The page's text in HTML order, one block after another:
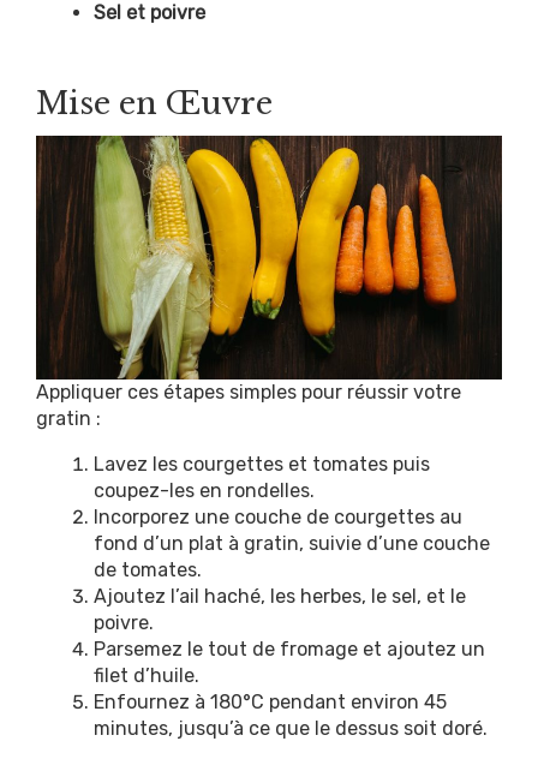
Sel et poivre
Mise en Œuvre
Appliquer ces étapes simples pour réussir votre
gratin :
Lavez les courgettes et tomates puis
coupez-les en rondelles.
Incorporez une couche de courgettes au
fond d’un plat à gratin, suivie d’une couche
de tomates.
Ajoutez l’ail haché, les herbes, le sel, et le
poivre.
Parsemez le tout de fromage et ajoutez un
filet d’huile.
Enfournez à 180°C pendant environ 45
minutes, jusqu’à ce que le dessus soit doré.